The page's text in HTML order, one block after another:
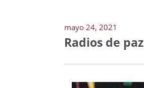
mayo 24, 2021
Radios de